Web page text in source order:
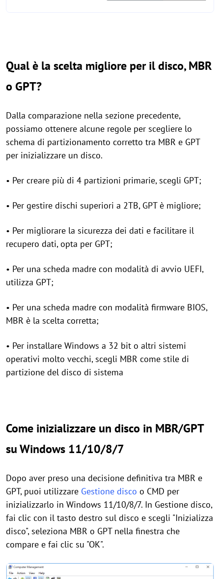
Qual è la scelta migliore per il disco, MBR
o GPT?
Dalla comparazione nella sezione precedente,
possiamo ottenere alcune regole per scegliere lo
schema di partizionamento corretto tra MBR e GPT
per inizializzare un disco.
• Per creare più di 4 partizioni primarie, scegli GPT;
• Per gestire dischi superiori a 2TB, GPT è migliore;
• Per migliorare la sicurezza dei dati e facilitare il
recupero dati, opta per GPT;
• Per una scheda madre con modalità di avvio UEFI,
utilizza GPT;
• Per una scheda madre con modalità firmware BIOS,
MBR è la scelta corretta;
• Per installare Windows a 32 bit o altri sistemi
operativi molto vecchi, scegli MBR come stile di
partizione del disco di sistema
Come inizializzare un disco in MBR/GPT
su Windows 11/10/8/7
Dopo aver preso una decisione definitiva tra MBR e
GPT, puoi utilizzare Gestione disco o CMD per
inizializzarlo in Windows 11/10/8/7. In Gestione disco,
fai clic con il tasto destro sul disco e scegli "Inizializza
disco", seleziona MBR o GPT nella finestra che
compare e fai clic su "OK".